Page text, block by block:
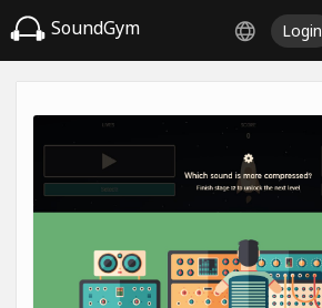
SoundGym Login